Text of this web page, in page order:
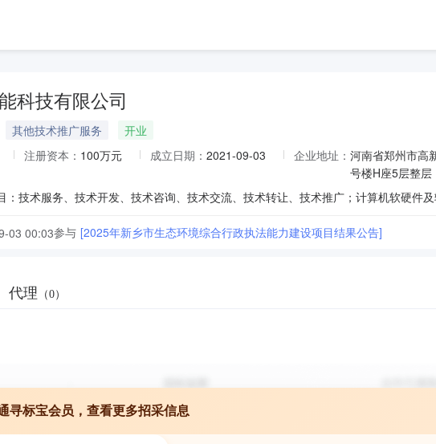
科技有限公司
其他技术推广服务
开业
注册资本： 100万元 成立日期： 2021-09-03 企业地址： 河南省郑州市高
号楼H座5层整层
03 00:03参与 [2025年新乡市生态环境综合行政执法能力建设项目结果公告]
代理 （0）
寻标宝会员，查看更多招采信息